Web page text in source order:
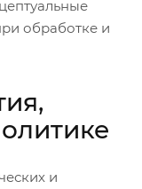
обработке и
и